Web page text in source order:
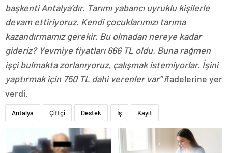
başkenti Antalya’dır. Tarımı yabancı uyruklu kişilerle
devam ettiriyoruz. Kendi çocuklarımızı tarıma
kazandırmamız gerekir. Bu olmadan nereye kadar
gideriz? Yevmiye fiyatları 666 TL oldu. Buna rağmen
işçi bulmakta zorlanıyoruz, çalışmak istemiyorlar. İşini
yaptırmak için 750 TL dahi verenler var” ifadelerine yer
verdi.
Antalya Çiftçi Destek İş Kayıt